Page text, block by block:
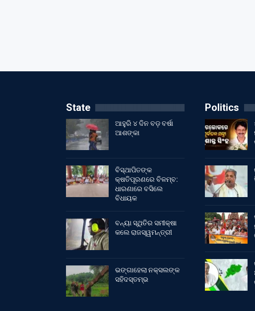
State
ଆହୁରି ୪ ଦିନ ବଡ଼ ବର୍ଷା
ଆଶଙ୍କା
ବିସ୍ଥାପିତଙ୍କ
କ୍ଷତିପୂରଣରେ ବିଳମ୍ବ:
ଧାରଣାରେ ବସିଲେ
ବିଧାୟକ
ବନ୍ୟା ସ୍ଥିତିର ସମୀକ୍ଷା
କଲେ ରାଜସ୍ୱମନ୍ତ୍ରୀ
ଭଙ୍ଗାହେଲା ନକ୍ସଲଙ୍କ
ସହିଦସ୍ତମ୍ଭ
Politics